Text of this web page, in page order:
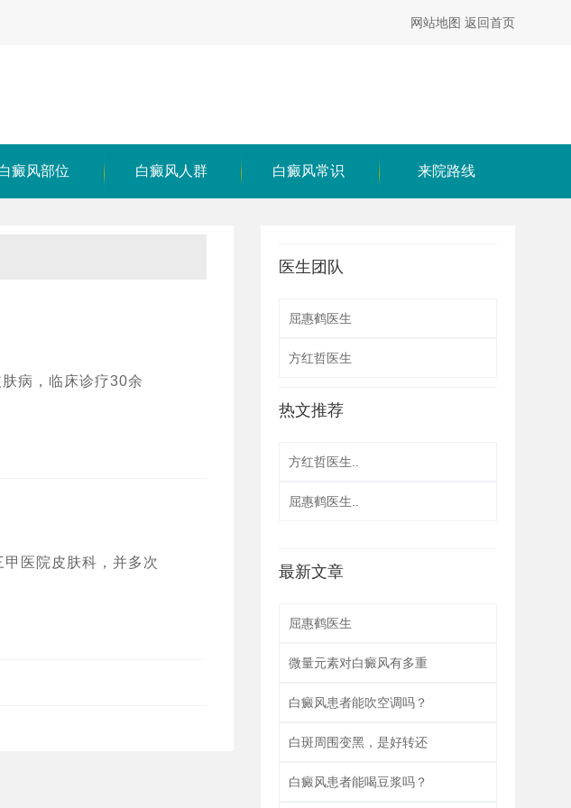
网站地图 返回首页
癜风部位 白癜风人群 白癜风常识 来院路线
病，临床诊疗30余
医院皮肤科，并多次
医生团队
屈惠鹤医生
方红哲医生
热文推荐
方红哲医生..
屈惠鹤医生..
最新文章
屈惠鹤医生
微量元素对白癜风有多重
白癜风患者能吹空调吗？
白斑周围变黑，是好转还
白癜风患者能喝豆浆吗？